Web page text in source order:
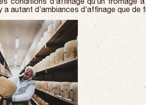
conditions d’affinage qu’un fromage
a autant d’ambiances d’affinage que de